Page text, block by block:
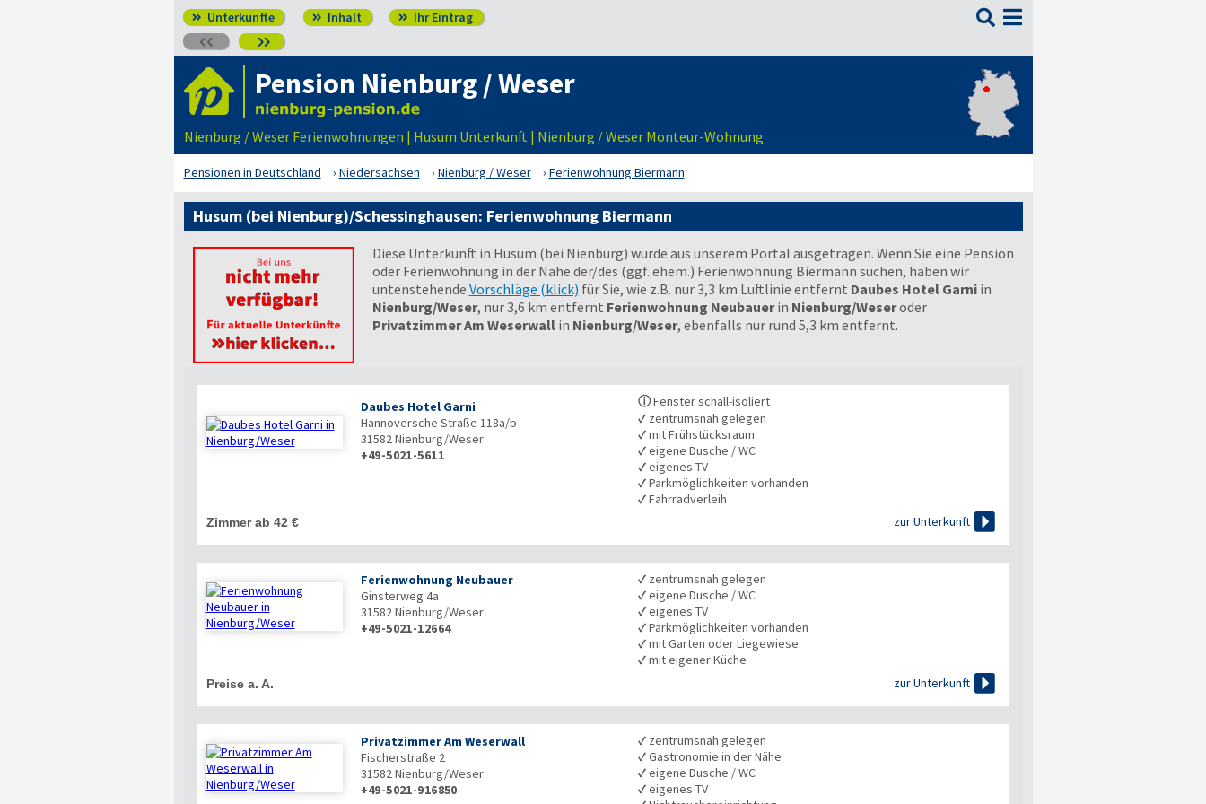
 Unterkünfte  Inhalt  Ihr Eintrag
 

Pension Nienburg / Weser
Nienburg / Weser Ferienwohnungen | Husum Unterkunft | Nienburg / Weser Monteur-Wohnung
Pensionen in Deutschland Niedersachsen Nienburg / Weser Ferienwohnung Biermann
Husum (bei Nienburg)/Schessinghausen: Ferienwohnung Biermann
Diese Unterkunft in Husum (bei Nienburg) wurde aus unserem Portal ausgetragen. Wenn Sie eine Pension
oder Ferienwohnung in der Nähe der/des (ggf. ehem.) Ferienwohnung Biermann suchen, haben wir
untenstehende Vorschläge (klick) für Sie, wie z.B. nur 3,3 km Luftlinie entfernt Daubes Hotel Garniin
Nienburg/Weser, nur 3,6 km entfernt Ferienwohnung Neubauerin Nienburg/Weseroder
Privatzimmer Am Weserwallin Nienburg/Weser, ebenfalls nur rund 5,3 km entfernt.
Daubes Hotel Garni
Hannoversche Straße 118a/b
31582 Nienburg/Weser
+49-5021-5611
Zimmer ab 42 €
ⓘFenster schall-isoliert
✓ zentrumsnah gelegen
✓mit Frühstücksraum
✓eigene Dusche / WC
✓eigenes TV
✓Parkmöglichkeiten vorhanden
✓Fahrradverleih
zur Unterkunft 
Ferienwohnung Neubauer
Ginsterweg 4a
31582Nienburg/Weser
+49-5021-12664
Preise a. A.
✓ zentrumsnah gelegen
✓eigene Dusche / WC
✓eigenes TV
✓Parkmöglichkeiten vorhanden
✓mit Garten oder Liegewiese
✓mit eigener Küche
zur Unterkunft 
Privatzimmer Am Weserwall
Fischerstraße 2
31582Nienburg/Weser
+49-5021-916850
✓ zentrumsnah gelegen
✓Gastronomie in der Nähe
✓eigene Dusche / WC
✓eigenes TV